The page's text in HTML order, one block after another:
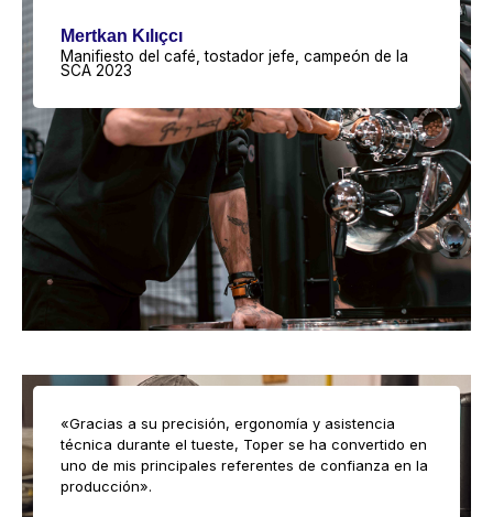
Mertkan Kılıçcı
Manifiesto del café, tostador jefe, campeón de la
SCA 2023
«Gracias a su precisión, ergonomía y asistencia
técnica durante el tueste, Toper se ha convertido en
uno de mis principales referentes de confianza en la
producción».